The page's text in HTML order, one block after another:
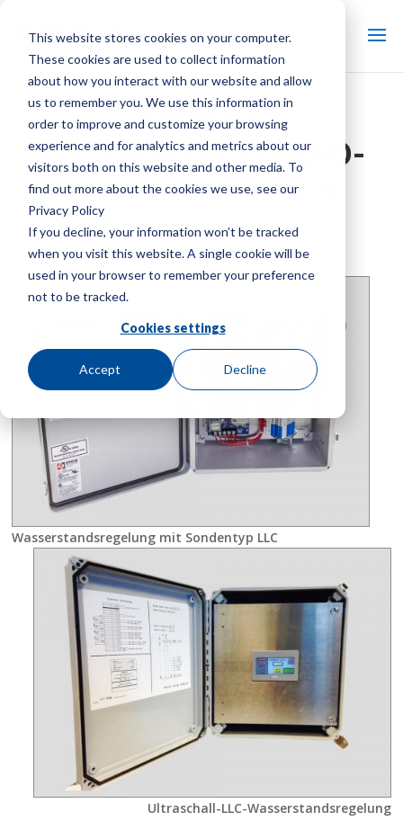
This website stores cookies on your computer.
These cookies are used to collect information
about how you interact with our website and allow
us to remember you. We use this information in
order to improve and customize your browsing
experience and for analytics and metrics about our
visitors both on this website and other media. To
find out more about the cookies we use, see our
Privacy Policy
If you decline, your information won’t be tracked
when you visit this website. A single cookie will be
used in your browser to remember your preference
not to be tracked.
Cookies settings
Accept Decline
MARLEY
FLÜSSIGKEITSSTAND-
KONTROLLTAFELN
KÜHLTURMTEILE
Marley Kühlturmsteuerungen
Wasserstandsregelung mit Sondentyp LLC
Ultraschall-LLC-Wasserstandsregelung